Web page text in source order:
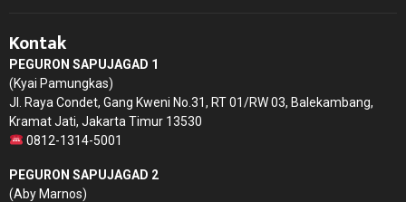
Kontak
PEGURON SAPUJAGAD 1
(Kyai Pamungkas)
Jl. Raya Condet, Gang Kweni No.31, RT 01/RW 03, Balekambang,
Kramat Jati, Jakarta Timur 13530
0812-1314-5001
PEGURON SAPUJAGAD 2
(Aby Marnos)